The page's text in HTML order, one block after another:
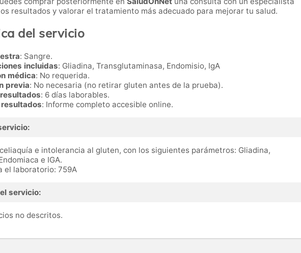
resultados y valorar el tratamiento más adecuado para mejorar tu salud.
del servicio
: Sangre.
incluidas: Gliadina, Transglutaminasa, Endomisio, IgA
médica: No requerida.
previa: No necesaria (no retirar gluten antes de la prueba).
: 6 días laborables.
: Informe completo accesible online.
e intolerancia al gluten, con los siguientes parámetros: Gliadina,
e IGA.
el laboratorio: 759A
servicio:
no descritos.